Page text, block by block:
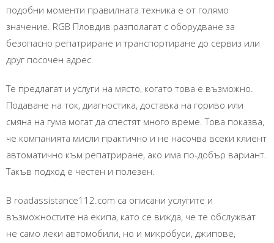
подобни моменти правилната техника е от голямо
значение. RGB Пловдив разполагат с оборудване за
безопасно репатриране и транспортиране до сервиз или
друг посочен адрес.
Те предлагат и услуги на място, когато това е възможно.
Подаване на ток, диагностика, доставка на гориво или
смяна на гума могат да спестят много време. Това показва,
че компанията мисли практично и не насочва всеки клиент
автоматично към репатриране, ако има по-добър вариант.
Такъв подход е честен и полезен.
В roadassistance112.com са описани услугите и
възможностите на екипа, като се вижда, че те обслужват
не само леки автомобили, но и микробуси, джипове,